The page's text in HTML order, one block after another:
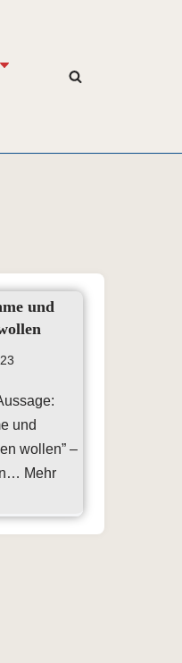
und
und
wollen” –
Mehr